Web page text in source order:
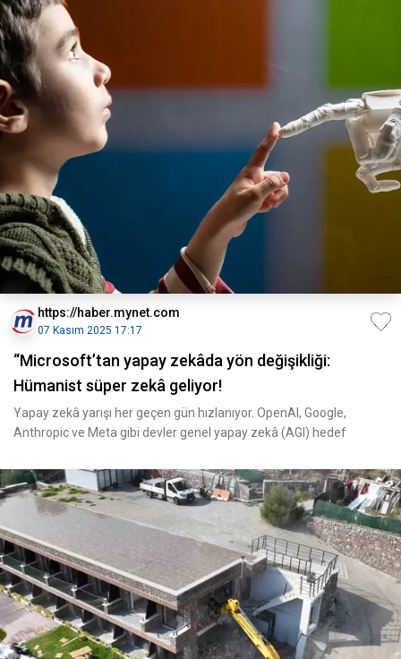
https://haber.mynet.com
07 Kasım 2025 17:17
“Microsoft’tan yapay zekâda yön değişikliği:
Hümanist süper zekâ geliyor!
Yapay zekâ yarışı her geçen gün hızlanıyor. OpenAI, Google,
Anthropic ve Meta gibi devler genel yapay zekâ (AGI) hedef